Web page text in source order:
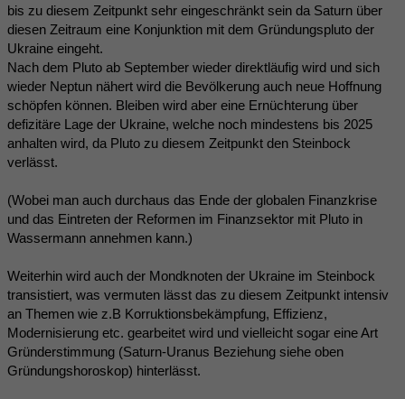
bis zu diesem Zeitpunkt sehr eingeschränkt sein da Saturn über
diesen Zeitraum eine Konjunktion mit dem Gründungspluto der
Ukraine eingeht.
Nach dem Pluto ab September wieder direktläufig wird und sich
wieder Neptun nähert wird die Bevölkerung auch neue Hoffnung
schöpfen können. Bleiben wird aber eine Ernüchterung über
defizitäre Lage der Ukraine, welche noch mindestens bis 2025
anhalten wird, da Pluto zu diesem Zeitpunkt den Steinbock
verlässt.
(Wobei man auch durchaus das Ende der globalen Finanzkrise
und das Eintreten der Reformen im Finanzsektor mit Pluto in
Wassermann annehmen kann.)
Weiterhin wird auch der Mondknoten der Ukraine im Steinbock
transistiert, was vermuten lässt das zu diesem Zeitpunkt intensiv
an Themen wie z.B Korruktionsbekämpfung, Effizienz,
Modernisierung etc. gearbeitet wird und vielleicht sogar eine Art
Gründerstimmung (Saturn-Uranus Beziehung siehe oben
Gründungshoroskop) hinterlässt.